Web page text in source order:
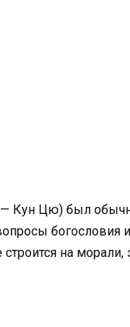
Кун Цю) был
богословия
на